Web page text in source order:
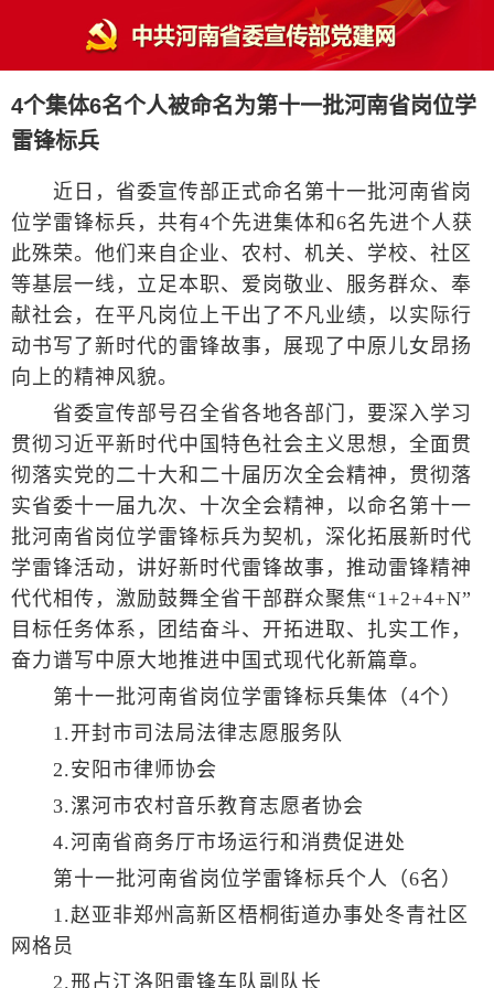
4个集体6名个人被命名为第十一批河南省岗位学
雷锋标兵
近日，省委宣传部正式命名第十一批河南省岗
位学雷锋标兵，共有4个先进集体和6名先进个人获
此殊荣。他们来自企业、农村、机关、学校、社区
等基层一线，立足本职、爱岗敬业、服务群众、奉
献社会，在平凡岗位上干出了不凡业绩，以实际行
动书写了新时代的雷锋故事，展现了中原儿女昂扬
向上的精神风貌。
省委宣传部号召全省各地各部门，要深入学习
贯彻习近平新时代中国特色社会主义思想，全面贯
彻落实党的二十大和二十届历次全会精神，贯彻落
实省委十一届九次、十次全会精神，以命名第十一
批河南省岗位学雷锋标兵为契机，深化拓展新时代
学雷锋活动，讲好新时代雷锋故事，推动雷锋精神
代代相传，激励鼓舞全省干部群众聚焦“1+2+4+N”
目标任务体系，团结奋斗、开拓进取、扎实工作，
奋力谱写中原大地推进中国式现代化新篇章。
第十一批河南省岗位学雷锋标兵集体（4个）
1.开封市司法局法律志愿服务队
2.安阳市律师协会
3.漯河市农村音乐教育志愿者协会
4.河南省商务厅市场运行和消费促进处
第十一批河南省岗位学雷锋标兵个人（6名）
1.赵亚非郑州高新区梧桐街道办事处冬青社区
网格员
2.邢占江洛阳雷锋车队副队长